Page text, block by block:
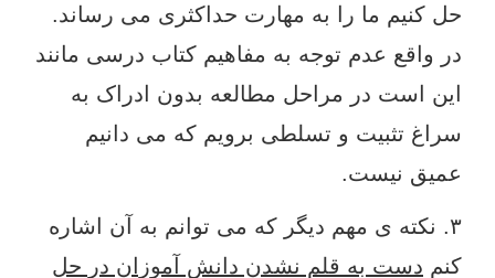
حل کنیم ما را به مهارت حداکثری می رساند.
در واقع عدم توجه به مفاهیم کتاب درسی مانند
این است در مراحل مطالعه بدون ادراک به
سراغ تثبیت و تسلطی برویم که می دانیم
عمیق نیست.
۳. نکته ی مهم دیگر که می توانم به آن اشاره
کنمدست به قلم نشدن دانش آموزان در حل